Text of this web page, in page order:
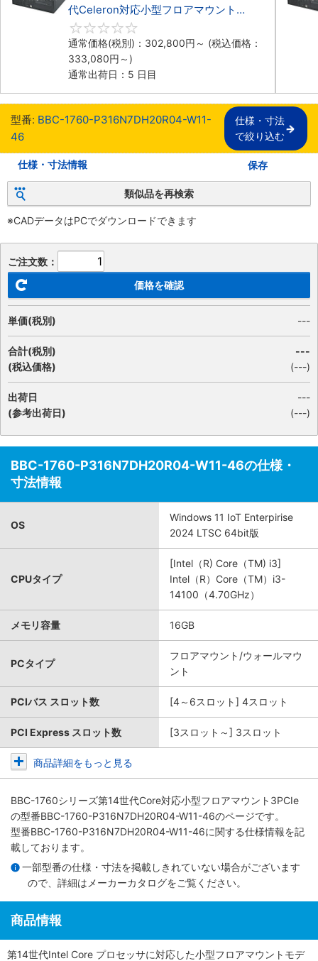
代Celeron対応小型フロアマウント
4PCIe
通常価格(税別)： 302,800円 ～ (税込価格：
333,080円 ～)
通常出荷日：5 日目
型番: BBC-1760-P316N7DH20R04-W11-
46
仕様・寸法
で絞り込む
仕様・寸法情報 保存
類似品を再検索
※CADデータはPCでダウンロードできます
ご注文数：
価格を確認
単価(税別) ---
合計(税別)
(税込価格)
---
(---)
出荷日
(参考出荷日)
---
(---)
BBC-1760-P316N7DH20R04-W11-46の仕様・
寸法情報
OS
Windows 11 IoT Enterpirise
2024 LTSC 64bit版
CPUタイプ
[Intel（R) Core（TM) i3]
Intel（R）Core（TM）i3-
14100（4.70GHz）
メモリ容量 16GB
PCタイプ
フロアマウント/ウォールマウ
ント
PCIバス スロット数 [4～6スロット] 4スロット
PCI Express スロット数 [3スロット～] 3スロット
商品詳細をもっと見る
BBC-1760シリーズ第14世代Core対応小型フロアマウント3PCIe
の型番BBC-1760-P316N7DH20R04-W11-46のページです。
型番BBC-1760-P316N7DH20R04-W11-46に関する仕様情報を記
載しております。
一部型番の仕様・寸法を掲載しきれていない場合がございます
ので、詳細は メーカーカタログをご覧ください。
商品情報
第14世代Intel Core プロセッサに対応した小型フロアマウントモデ